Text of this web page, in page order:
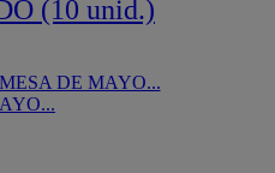
(10 unid.)